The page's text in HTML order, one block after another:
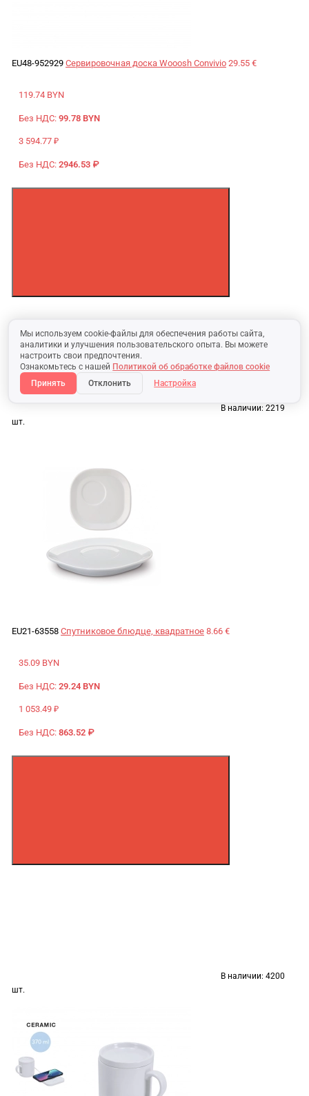
Мы используем cookie-файлы для обеспечения работы сайта,
аналитики и улучшения пользовательского опыта. Вы можете
настроить свои предпочтения.
Ознакомьтесь с нашей Политикой об обработке файлов cookie
Принять
Отклонить Настройка
EU48-952929 Сервировочная доска Wooosh Convivio 29.55 €
119.74 BYN
Без НДС: 99.78 BYN
3 594.77 ₽
Без НДС: 2946.53 ₽
В наличии: 2219
шт.
EU21-63558 Спутниковое блюдце, квадратное 8.66 €
35.09 BYN
Без НДС: 29.24 BYN
1 053.49 ₽
Без НДС: 863.52 ₽
В наличии: 4200
шт.